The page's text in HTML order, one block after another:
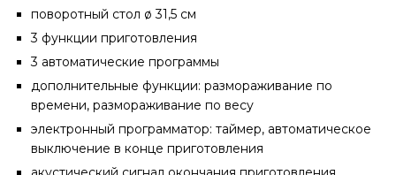
поворотный стол ø 31,5 см
3 функции приготовления
3 автоматические программы
дополнительные функции: размораживание по
времени, размораживание по весу
электронный программатор: таймер, автоматическое
выключение в конце приготовления